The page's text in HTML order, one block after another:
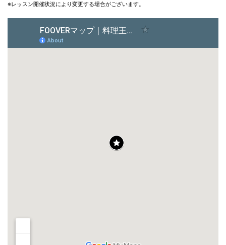
※レッスン開催状況により変更する場合がございます。